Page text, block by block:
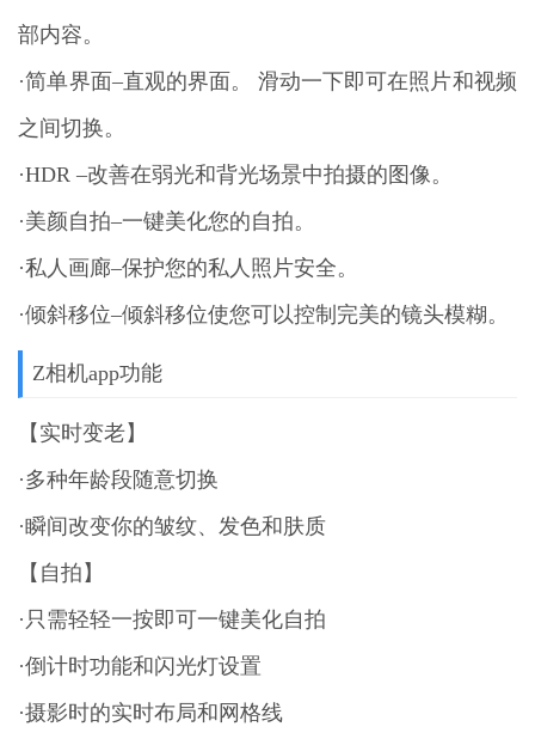
部内容。
·简单界面–直观的界面。 滑动一下即可在照片和视频
之间切换。
·HDR –改善在弱光和背光场景中拍摄的图像。
·美颜自拍–一键美化您的自拍。
·私人画廊–保护您的私人照片安全。
·倾斜移位–倾斜移位使您可以控制完美的镜头模糊。
Z相机app功能
【实时变老】
·多种年龄段随意切换
·瞬间改变你的皱纹、发色和肤质
【自拍】
·只需轻轻一按即可一键美化自拍
·倒计时功能和闪光灯设置
·摄影时的实时布局和网格线